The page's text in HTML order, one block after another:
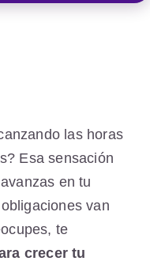
las horas
Esa sensación
en tu
van
te
crecer tu